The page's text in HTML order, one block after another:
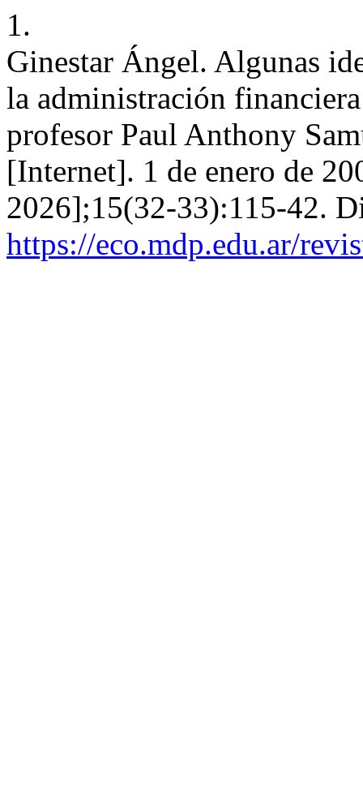
1.
Ginestar Ángel. Algunas
la administración
profesor Paul Anthony
[Internet]. 1 de enero de
2026];15(32-33):115-42.
https://eco.mdp.edu.ar/